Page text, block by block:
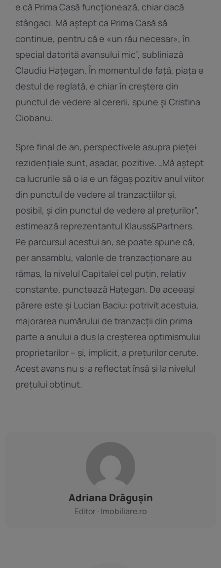
e că Prima Casă funcționează, chiar dacă
stângaci. Mă aștept ca Prima Casă să
continue, pentru că e «un rău necesar», în
special datorită avansului mic”, subliniază
Claudiu Hațegan. În momentul de față, piața e
destul de reglată, e chiar în creștere din
punctul de vedere al cererii, spune și Cristina
Ciobanu.
Spre final de an, perspectivele asupra pieței
rezidențiale sunt, așadar, pozitive. „Mă aștept
ca lucrurile să o ia e un făgaș pozitiv anul viitor
din punctul de vedere al tranzacțiilor și,
posibil, și din punctul de vedere al prețurilor”,
estimează reprezentantul Klauss&Partners.
Pe parcursul acestui an, se poate spune că,
per ansamblu, valorile de tranzacționare au
rămas, la nivelul Capitalei cel puțin, relativ
constante, punctează Hațegan. De aceeași
părere este și Lucian Baciu: potrivit acestuia,
majorarea numărului de tranzacții din prima
parte a anului a dus la creșterea optimismului
proprietarilor – și, implicit, a prețurilor cerute.
Acest avans nu s-a reflectat însă și la nivelul
prețului obținut.
Adriana Drăgușin
Editor · Imobiliare.ro